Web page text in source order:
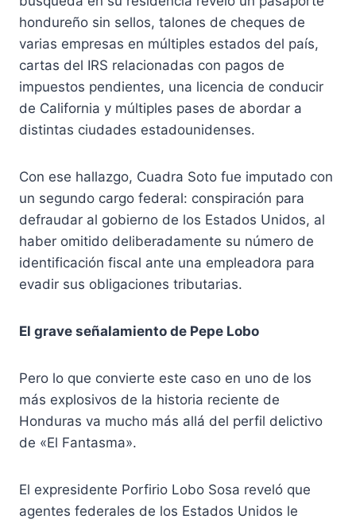
hondureño sin sellos, talones de cheques de
varias empresas en múltiples estados del país,
cartas del IRS relacionadas con pagos de
impuestos pendientes, una licencia de conducir
de California y múltiples pases de abordar a
distintas ciudades estadounidenses.
Con ese hallazgo, Cuadra Soto fue imputado con
un segundo cargo federal: conspiración para
defraudar al gobierno de los Estados Unidos, al
haber omitido deliberadamente su número de
identificación fiscal ante una empleadora para
evadir sus obligaciones tributarias.
El grave señalamiento de Pepe Lobo
Pero lo que convierte este caso en uno de los
más explosivos de la historia reciente de
Honduras va mucho más allá del perfil delictivo
de «El Fantasma».
El expresidente Porfirio Lobo Sosa reveló que
agentes federales de los Estados Unidos le